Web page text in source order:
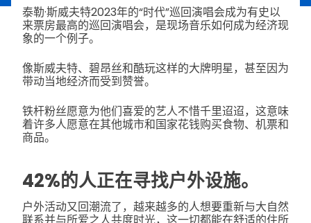
泰勒·斯威夫特2023年的“时代”巡回演唱会成为有史以
来票房最高的巡回演唱会，是现场音乐如何成为经济现
象的一个例子。
像斯威夫特、碧昂丝和酷玩这样的大牌明星，甚至因为
带动当地经济而受到赞誉。
铁杆粉丝愿意为他们喜爱的艺人不惜千里迢迢，这意味
着许多人愿意在其他城市和国家花钱购买食物、机票和
商品。
42%的人正在寻找户外设施。
户外活动又回潮流了，越来越多的人想要重新与大自然